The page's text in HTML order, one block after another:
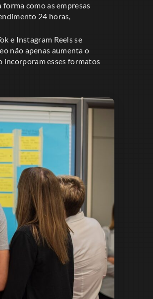
como as empresas
24 horas,
e Instagram Reels se
não apenas aumenta o
incorporam esses formatos